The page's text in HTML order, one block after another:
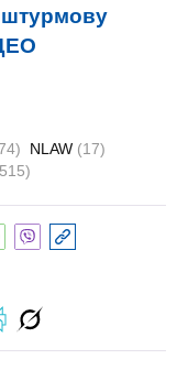
NLAW (17)